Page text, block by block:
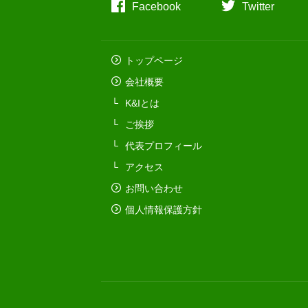
Facebook Twitter
トップページ
会社概要
K&Iとは
ご挨拶
代表プロフィール
アクセス
お問い合わせ
個人情報保護方針